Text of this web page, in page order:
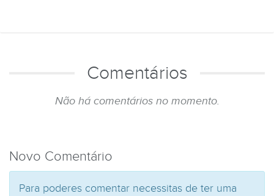
Comentários
Não há comentários no momento.
Novo Comentário
Para poderes comentar necessitas de ter uma